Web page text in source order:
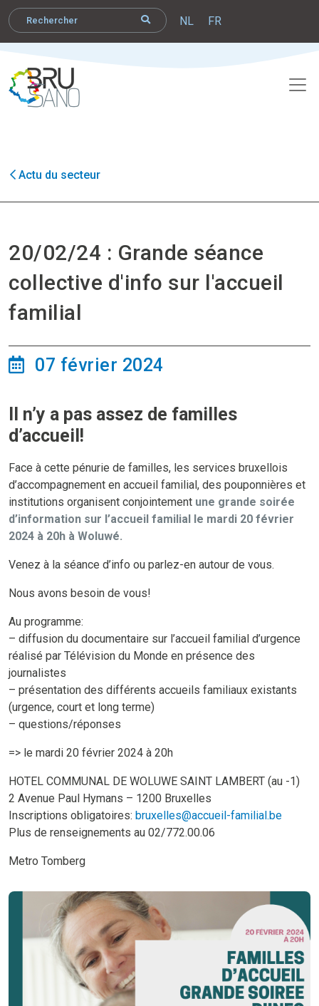
NL FR
Actu du secteur
20/02/24 : Grande séance
collective d'info sur l'accueil
familial
07 février 2024
Il n’y a pas assez de familles
d’accueil!
Face à cette pénurie de familles, les services bruxellois
d’accompagnement en accueil familial, des pouponnières et
institutions organisent conjointement une grande soirée
d’information sur l’accueil familial le mardi 20 février
2024 à 20h à Woluwé.
Venez à la séance d’info ou parlez-en autour de vous.
Nous avons besoin de vous!
Au programme:
– diffusion du documentaire sur l’accueil familial d’urgence
réalisé par Télévision du Monde en présence des
journalistes
– présentation des différents accueils familiaux existants
(urgence, court et long terme)
– questions/réponses
=> le mardi 20 février 2024 à 20h
HOTEL COMMUNAL DE WOLUWE SAINT LAMBERT (au -1)
2 Avenue Paul Hymans – 1200 Bruxelles
Inscriptions obligatoires: bruxelles@accueil-familial.be
Plus de renseignements au 02/772.00.06
Metro Tomberg